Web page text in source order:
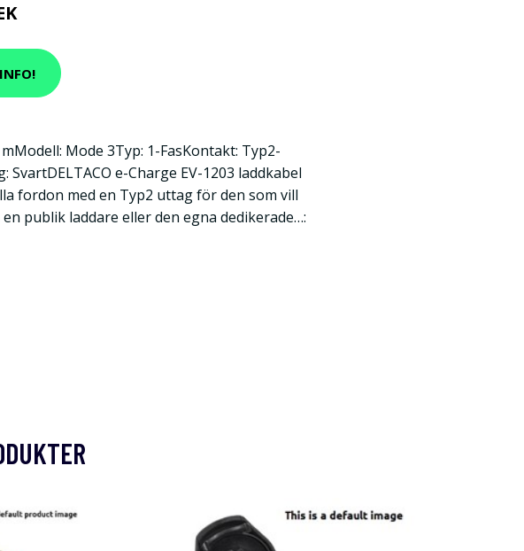
Mode 3Typ: 1-FasKontakt: Typ2-
SvartDELTACO e-Charge EV-1203 laddkabel
fordon med en Typ2 uttag för den som vill
en publik laddare eller den egna dedikerade…: